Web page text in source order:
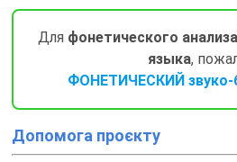
Для фонетического
языка,
ФОНЕТИЧЕСКИЙ звуко-
Допомога проєкту